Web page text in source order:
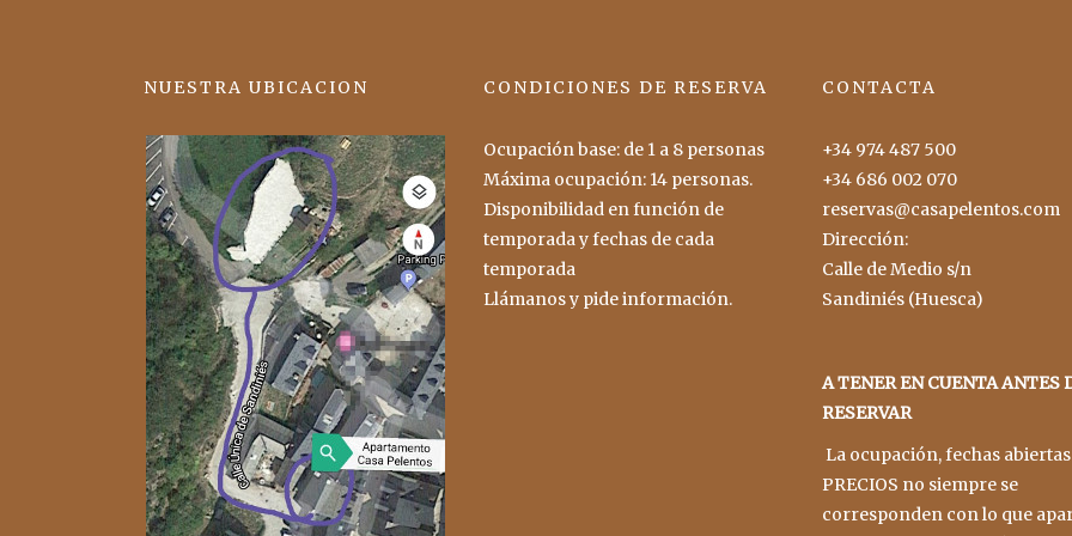
NUESTRA UBICACION CONDICIONES DE RESERVA
Ocupación base: de 1 a 8 personas
Máxima ocupación: 14 personas.
Disponibilidad en función de
temporada y fechas de cada
temporada
Llámanos y pide información.
CONTACTA
+34 974 487 500
+34 686 002 070
reservas@casapelentos.com
Dirección:
Calle de Medio s/n
Sandiniés (Huesca)
A TENER EN CUENTA ANTES
RESERVAR
La ocupación, fechas
PRECIOS no siempre se
corresponden con lo que